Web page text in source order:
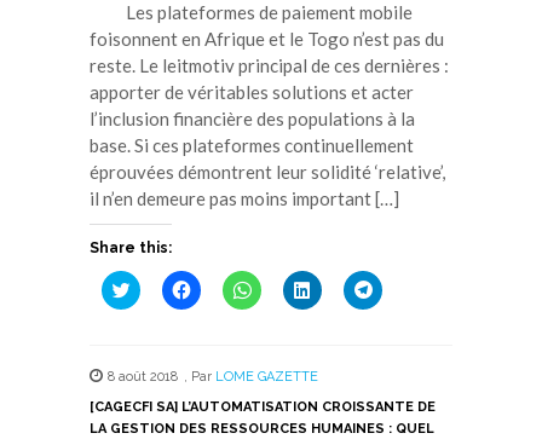
Les plateformes de paiement mobile
foisonnent en Afrique et le Togo n’est pas du
reste. Le leitmotiv principal de ces dernières :
apporter de véritables solutions et acter
l’inclusion financière des populations à la
base. Si ces plateformes continuellement
éprouvées démontrent leur solidité ‘relative’,
il n’en demeure pas moins important […]
Share this:
Cliquez
pour
une
nouvelle
fenêtre)
Cliquez
pour
une
nouvelle
fenêtre)
Cliquez
pour
une
nouvelle
fenêtre)
Cliquez
pour
une
nouvelle
fenêtre)
Cliquez
pour
nouvelle
fenêtre)
8 août 2018 , Par LOME GAZETTE
[CAGECFI SA] L’AUTOMATISATION CROISSANTE DE
LA GESTION DES RESSOURCES HUMAINES : QUEL